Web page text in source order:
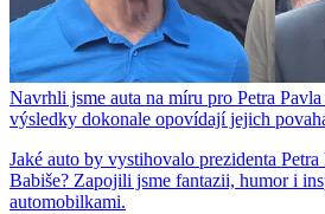
Navrhli jsme auta na míru pro Petra
výsledky dokonale opovídají jejich
Jaké auto by vystihovalo prezidenta
Babiše? Zapojili jsme fantazii, humor i
automobilkami.